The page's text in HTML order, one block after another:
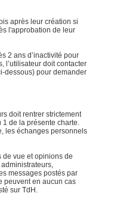
après leur création si
l'approbation de leur
2 ans d’inactivité pour
l’utilisateur doit contacter
dessous) pour demander
doit rentrer strictement
de la présente charte.
les échanges personnels
de vue et opinions de
messages postés par
peuvent en aucun cas
sur TdH.